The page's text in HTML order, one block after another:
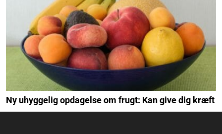
Ny uhyggelig opdagelse om frugt: Kan give dig kræft